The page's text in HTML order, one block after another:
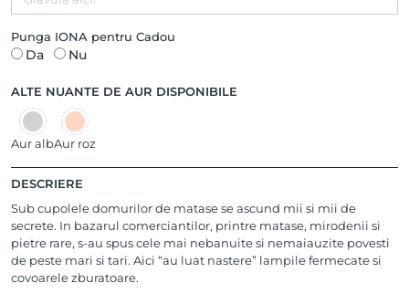
Punga IONA pentru Cadou
Da Nu
ALTE NUANTE DE AUR DISPONIBILE
Aur albAur roz
DESCRIERE
Sub cupolele domurilor de matase se ascund mii si mii de
secrete. In bazarul comerciantilor, printre matase, mirodenii si
pietre rare, s-au spus cele mai nebanuite si nemaiauzite povesti
de peste mari si tari. Aici “au luat nastere” lampile fermecate si
covoarele zburatoare.